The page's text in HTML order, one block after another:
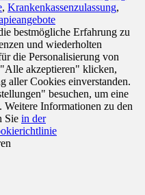
, Krankenkassenzulassung,
bestmögliche Erfahrung zu
und wiederholten
die Personalisierung von
akzeptieren" klicken,
aller Cookies einverstanden.
besuchen, um eine
Informationen zu den
Sie in der